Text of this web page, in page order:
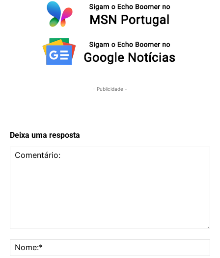
- Publicidade -
Deixa uma resposta